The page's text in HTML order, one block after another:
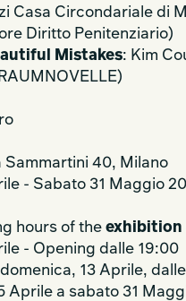
Casa Circondariale di
Diritto Penitenziario)
Mistakes: Kim
Sammartini 40, Milano
- Sabato 31 Maggio
hours of the exhibition
- Opening dalle 19:00
13 Aprile,
Aprile a sabato 31